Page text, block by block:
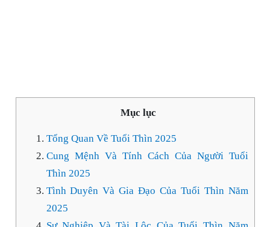
Mục lục
Tổng Quan Về Tuổi Thìn 2025
Cung Mệnh Và Tính Cách Của Người Tuổi
Thìn 2025
Tình Duyên Và Gia Đạo Của Tuổi Thìn Năm
2025